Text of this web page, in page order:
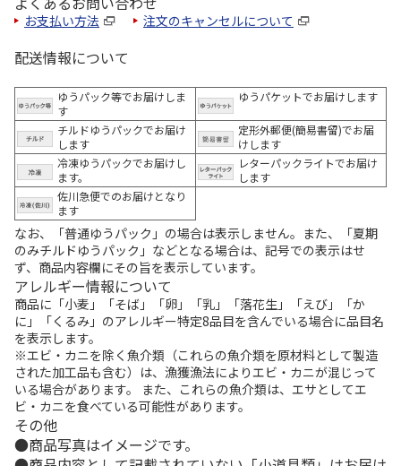
お支払い方法 注文のキャンセルについて
配送情報について
ゆうパック等でお届けしま
す
ゆうパケットでお届けします
チルドゆうパックでお届け
します
定形外郵便(簡易書留)でお届
けします
冷凍ゆうパックでお届けし
ます。
レターパックライトでお届け
します
佐川急便でのお届けとなり
ます
なお、「普通ゆうパック」の場合は表示しません。また、「夏期
のみチルドゆうパック」などとなる場合は、記号での表示はせ
ず、商品内容欄にその旨を表示しています。
アレルギー情報について
商品に「小麦」「そば」「卵」「乳」「落花生」「えび」「か
に」「くるみ」のアレルギー特定8品目を含んでいる場合に品目名
を表示します。
※エビ・カニを除く魚介類（これらの魚介類を原材料として製造
された加工品も含む）は、漁獲漁法によりエビ・カニが混じって
いる場合があります。 また、これらの魚介類は、エサとしてエ
ビ・カニを食べている可能性があります。
その他
商品写真はイメージです。